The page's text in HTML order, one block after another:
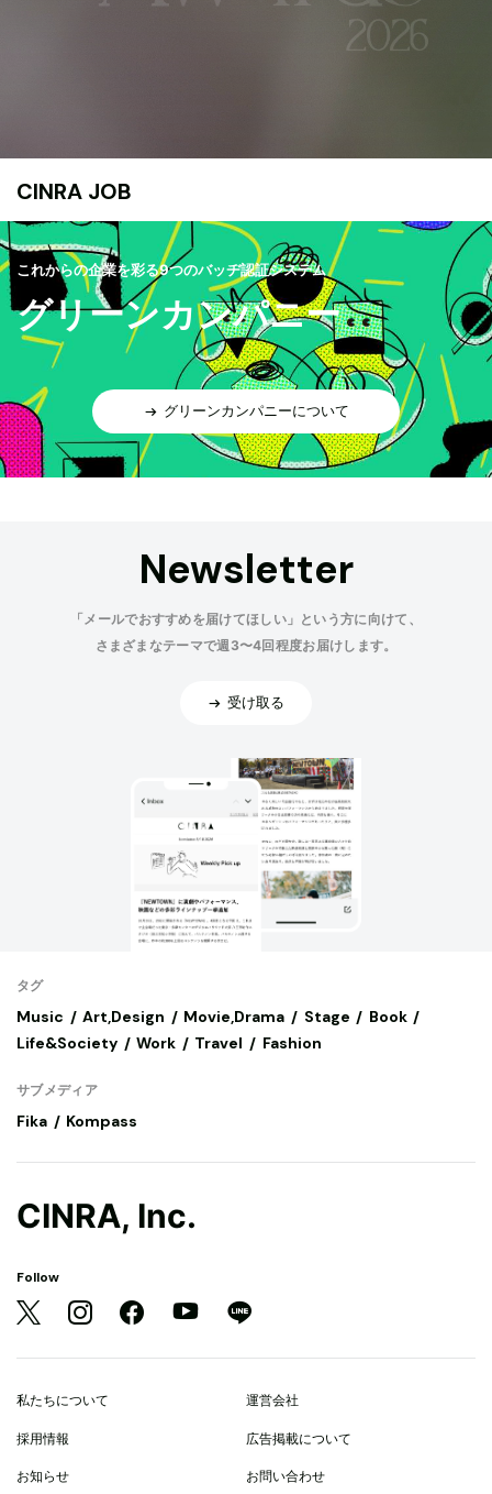
CINRA JOB
これからの企業を彩る9つのバッヂ認証システム
グリーンカンパニー
グリーンカンパニーについて
Newsletter
「メールでおすすめを届けてほしい」という方に向けて、
さまざまなテーマで週3〜4回程度お届けします。
受け取る
タグ
Music Art,Design Movie,Drama Stage
Book
Life&Society
Work Travel Fashion
サブメディア
Fika Kompass
CINRA, Inc.
Follow
私たちについて 運営会社
採用情報 広告掲載について
お知らせ お問い合わせ